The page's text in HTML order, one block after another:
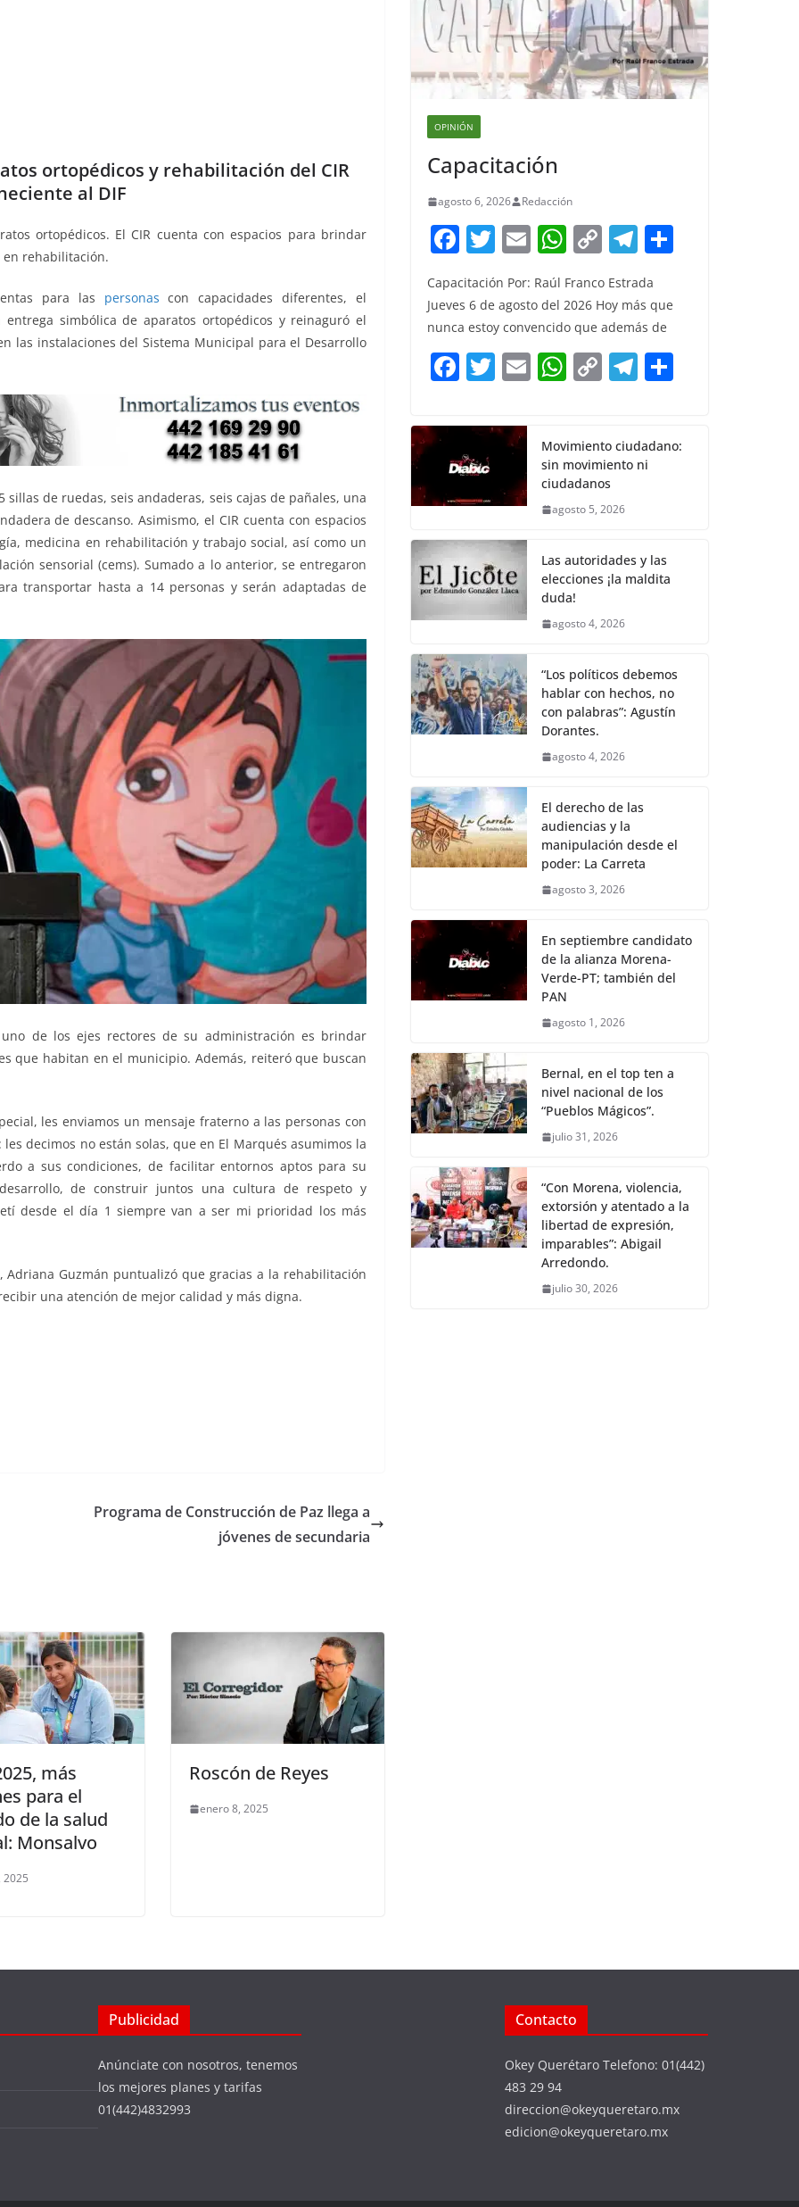
ortopédicos y rehabilitación del CIR
al DIF
ortopédicos. ⁠El CIR cuenta con espacios para brindar
rehabilitación.
para las personas con capacidades diferentes, el
simbólica de aparatos ortopédicos y reinaguró el
las instalaciones del Sistema Municipal para el Desarrollo
sillas de ruedas, seis andaderas, seis cajas de pañales, una
de descanso. Asimismo, el CIR cuenta con espacios
medicina en rehabilitación y trabajo social, así como un
sensorial (cems). Sumado a lo anterior, se entregaron
transportar hasta a 14 personas y serán adaptadas de
de los ejes rectores de su administración es brindar
que habitan en el municipio. Además, reiteró que buscan
les enviamos un mensaje fraterno a las personas con
decimos no están solas, que en El Marqués asumimos la
a sus condiciones, de facilitar entornos aptos para su
de construir juntos una cultura de respeto y
desde el día 1 siempre van a ser mi prioridad los más
Adriana Guzmán puntualizó que gracias a la rehabilitación
una atención de mejor calidad y más digna.
Programa de Construcción de Paz llega a
jóvenes de secundaria
más
para el
de la salud
Monsalvo
2025
Roscón de Reyes
enero 8, 2025
OPINIÓN
Capacitación
agosto 6, 2026 Redacción
F
a
c
e
b
o
k
T
itt
er
E
m
ai
l
W
at
s
A
p
C
p
y
Li
n
T
el
e
gr
a
m
Capacitación Por: Raúl Franco Estrada
Jueves 6 de agosto del 2026 Hoy más que
nunca estoy convencido que además de
F
c
e
b
o
o
k
T
itt
er
E W
s
A
p
C
y
Li
n
T
gr
a
e
Movimiento ciudadano:
sin movimiento ni
ciudadanos
agosto 5, 2026
Las autoridades y las
elecciones ¡la maldita
duda!
agosto 4, 2026
“Los políticos debemos
hablar con hechos, no
con palabras”: Agustín
Dorantes.
agosto 4, 2026
El derecho de las
audiencias y la
manipulación desde el
poder: La Carreta
agosto 3, 2026
En septiembre candidato
de la alianza Morena-
Verde-PT; también del
PAN
agosto 1, 2026
Bernal, en el top ten a
nivel nacional de los
“Pueblos Mágicos”.
julio 31, 2026
“Con Morena, violencia,
extorsión y atentado a la
libertad de expresión,
imparables”: Abigail
Arredondo.
julio 30, 2026
Publicidad
Anúnciate con nosotros, tenemos
los mejores planes y tarifas
01(442)4832993
Contacto
Okey Querétaro Telefono: 01(442)
483 29 94
direccion@okeyqueretaro.mx
edicion@okeyqueretaro.mx